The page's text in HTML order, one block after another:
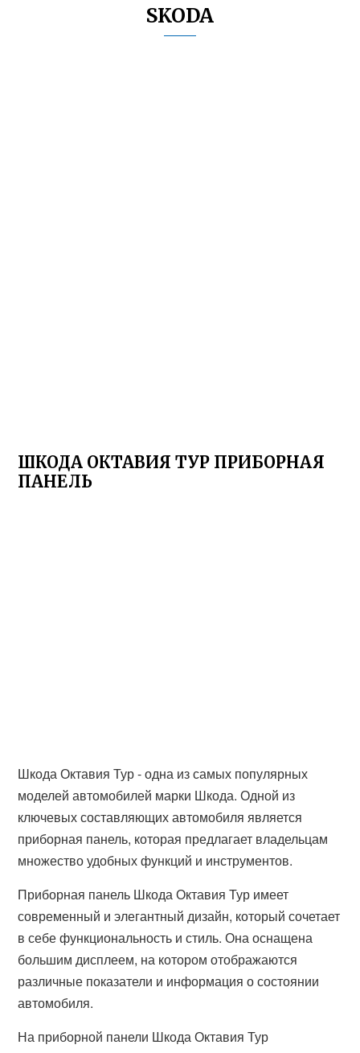
SKODA
ШКОДА ОКТАВИЯ ТУР ПРИБОРНАЯ
ПАНЕЛЬ
Шкода Октавия Тур - одна из самых популярных
моделей автомобилей марки Шкода. Одной из
ключевых составляющих автомобиля является
приборная панель, которая предлагает владельцам
множество удобных функций и инструментов.
Приборная панель Шкода Октавия Тур имеет
современный и элегантный дизайн, который сочетает
в себе функциональность и стиль. Она оснащена
большим дисплеем, на котором отображаются
различные показатели и информация о состоянии
автомобиля.
На приборной панели Шкода Октавия Тур